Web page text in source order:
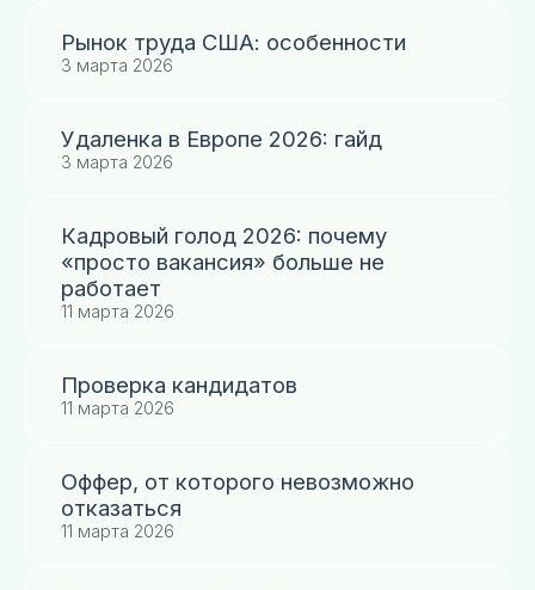
Рынок труда США: особенности
3 марта 2026
Удаленка в Европе 2026: гайд
3 марта 2026
Кадровый голод 2026: почему
«просто вакансия» больше не
работает
11 марта 2026
Проверка кандидатов
11 марта 2026
Оффер, от которого невозможно
отказаться
11 марта 2026